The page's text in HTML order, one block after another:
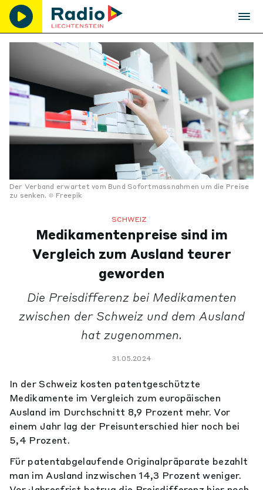
Der Verband erwartet vom Bund Sofortmassnahmen um die Preise
zu senken.
Freepik
SCHWEIZ
Medikamentenpreise sind im
Vergleich zum Ausland teurer
geworden
Die Preisdifferenz bei Medikamenten
zwischen der Schweiz und dem Ausland
hat zugenommen.
31.05.2024
In der Schweiz kosten patentgeschützte
Medikamente im Vergleich zum europäischen
Ausland im Durchschnitt 8,9 Prozent mehr. Vor
einem Jahr lag der Preisunterschied hier noch bei
5,4 Prozent.
Für patentabgelaufende Originalpräparate bezahlt
man im Ausland inzwischen 14,3 Prozent weniger.